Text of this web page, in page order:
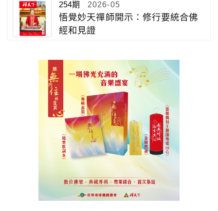
254期 2026-05
悟覺妙天禪師開示：修行要統合佛
經和見證